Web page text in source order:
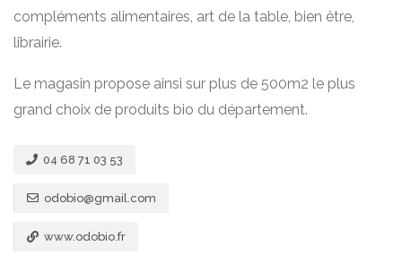
compléments alimentaires, art de la table, bien être,
librairie.
Le magasin propose ainsi sur plus de 500m2 le plus
grand choix de produits bio du département.
04 68 71 03 53
odobio@gmail.com
www.odobio.fr